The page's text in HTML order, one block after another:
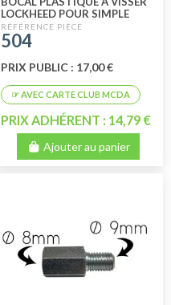
LOCKHEED POUR SIMPLE
CIRCUIT
504
PRIX PUBLIC : 17,00 €
PRIX ADHÉRENT : 14,79 €
Ajouter au panier